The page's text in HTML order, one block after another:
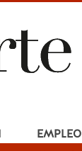
EMPLEO